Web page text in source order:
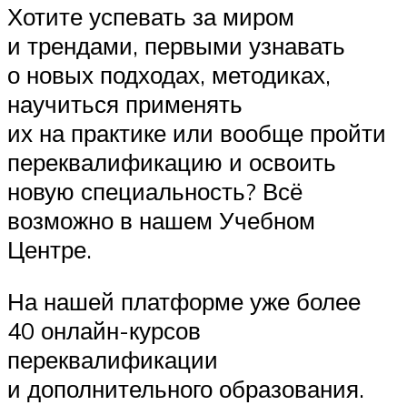
Хотите успевать за миром
и трендами, первыми узнавать
о новых подходах, методиках,
научиться применять
их на практике или вообще пройти
переквалификацию и освоить
новую специальность? Всё
возможно в нашем Учебном
Центре.
На нашей платформе уже более
40 онлайн-курсов
переквалификации
и дополнительного образования.